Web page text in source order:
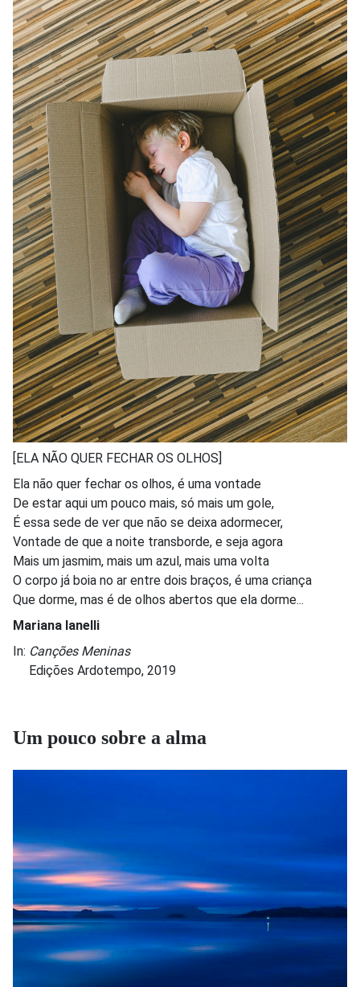
[ELA NÃO QUER FECHAR OS OLHOS]
Ela não quer fechar os olhos, é uma vontade
De estar aqui um pouco mais, só mais um gole,
É essa sede de ver que não se deixa adormecer,
Vontade de que a noite transborde, e seja agora
Mais um jasmim, mais um azul, mais uma volta
O corpo já boia no ar entre dois braços, é uma criança
Que dorme, mas é de olhos abertos que ela dorme...
Mariana Ianelli
In: Canções Meninas
Edições Ardotempo, 2019
Um pouco sobre a alma